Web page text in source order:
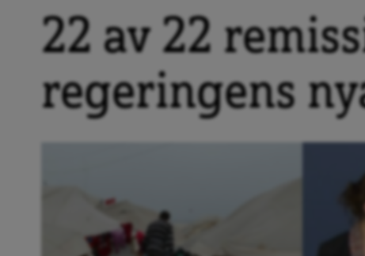
22 av 22
regeringens